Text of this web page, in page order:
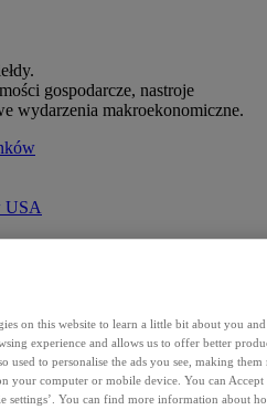
gospodarcze, nastroje
wydarzenia makroekonomiczne.
USA
on this website to learn a little bit about you
experience and allows us to offer better
used to personalise the ads you see, making
your computer or mobile device. You can
settings’. You can find more information about